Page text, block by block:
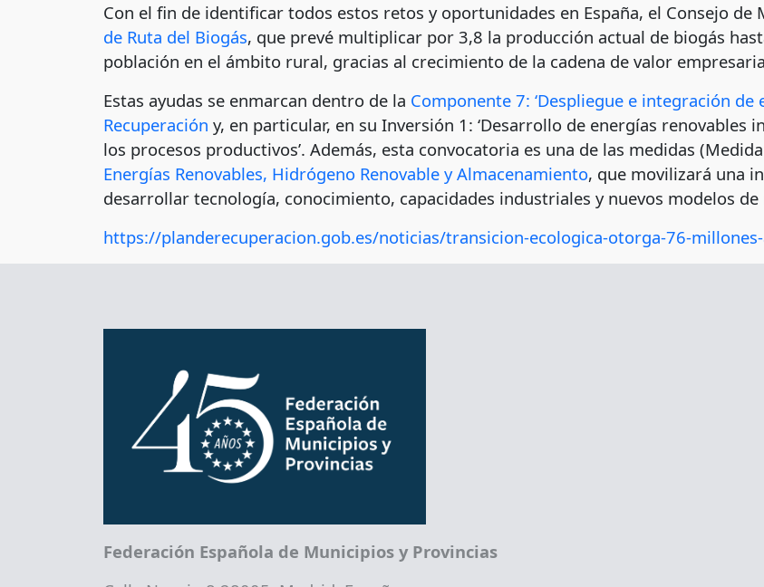
Con el fin de identificar todos estos retos y oportunidades en España, el Consejo
de Ruta del Biogás, que prevé multiplicar por 3,8 la producción actual de biogás
población en el ámbito rural, gracias al crecimiento de la cadena de valor
Estas ayudas se enmarcan dentro de la Componente 7: ‘Despliegue e integración de
Recuperación y, en particular, en su Inversión 1: ‘Desarrollo de energías renovables
los procesos productivos’. Además, esta convocatoria es una de las medidas
Energías Renovables, Hidrógeno Renovable y Almacenamiento, que movilizará una
desarrollar tecnología, conocimiento, capacidades industriales y nuevos modelos
https://planderecuperacion.gob.es/noticias/transicion-ecologica-otorga-76-
Federación Española de Municipios y Provincias